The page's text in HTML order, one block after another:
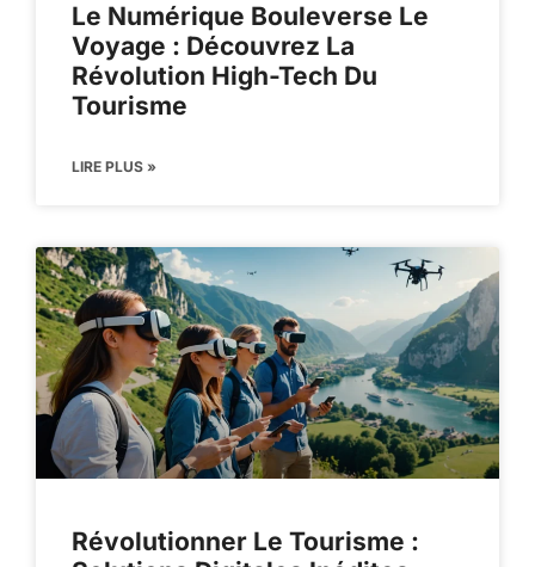
Le Numérique Bouleverse Le
Voyage : Découvrez La
Révolution High-Tech Du
Tourisme
LIRE PLUS »
Révolutionner Le Tourisme :